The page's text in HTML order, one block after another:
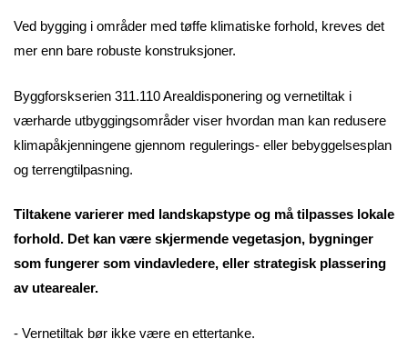
Ved bygging i områder med tøffe klimatiske forhold, kreves det
mer enn bare robuste konstruksjoner.
Byggforskserien 311.110 Arealdisponering og vernetiltak i
værharde utbyggingsområder viser hvordan man kan redusere
klimapåkjenningene gjennom regulerings- eller bebyggelsesplan
og terrengtilpasning.
Tiltakene varierer med landskapstype og må tilpasses lokale
forhold. Det kan være skjermende vegetasjon, bygninger
som fungerer som vindavledere, eller strategisk plassering
av utearealer.
- Vernetiltak bør ikke være en ettertanke.